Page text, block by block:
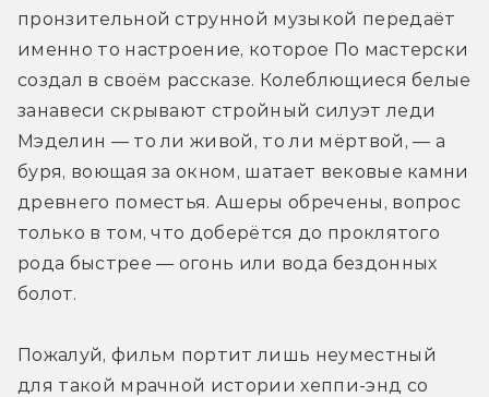
пронзительной струнной музыкой передаёт
именно то настроение, которое По мастерски
создал в своём рассказе. Колеблющиеся белые
занавеси скрывают стройный силуэт леди
Мэделин — то ли живой, то ли мёртвой, — а
буря, воющая за окном, шатает вековые камни
древнего поместья. Ашеры обречены, вопрос
только в том, что доберётся до проклятого
рода быстрее — огонь или вода бездонных
болот.
Пожалуй, фильм портит лишь неуместный
для такой мрачной истории хеппи-энд со